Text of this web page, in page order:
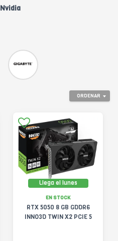
Nvidia
ORDENAR
Llega el lunes
EN STOCK
RTX 5050 8 GB GDDR6
INNO3D TWIN X2 PCIE 5